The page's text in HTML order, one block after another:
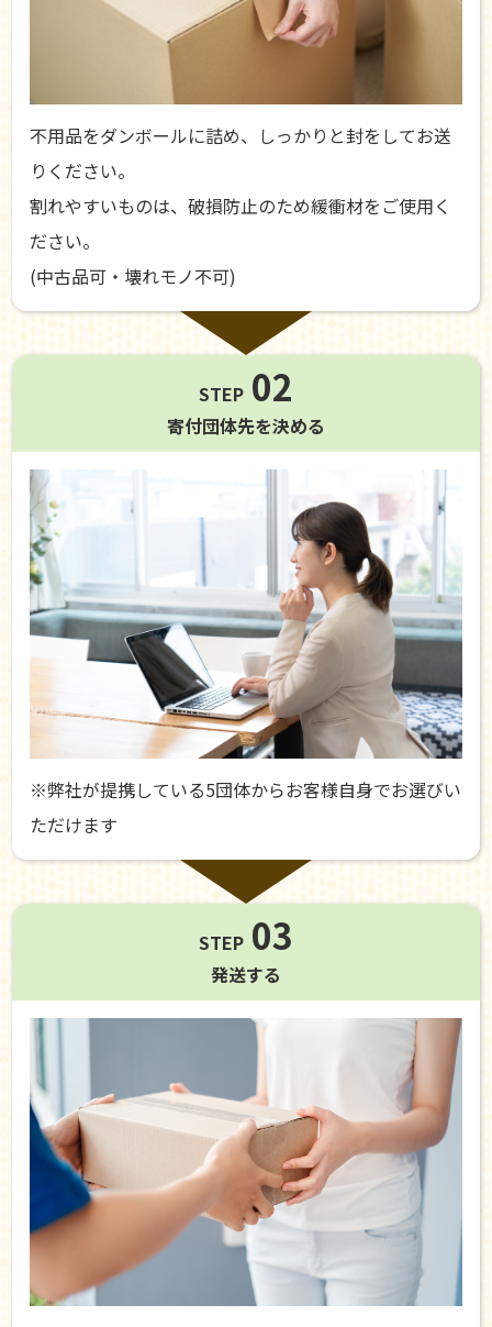
不用品をダンボールに詰め、しっかりと封をしてお送
りください。
割れやすいものは、破損防止のため緩衝材をご使用く
ださい。
(中古品可・壊れモノ不可)
STEP 02
寄付団体先を決める
※弊社が提携している5団体からお客様自身でお選びい
ただけます
STEP 03
発送する